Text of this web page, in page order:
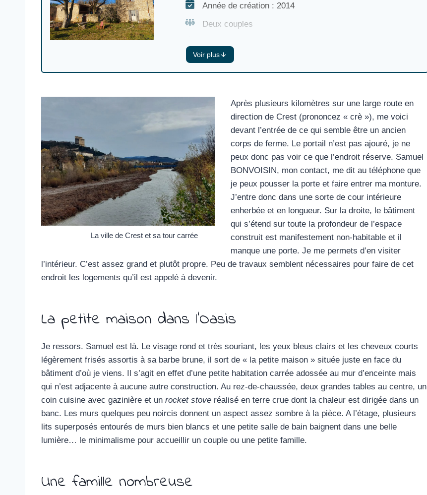
Année de création : 2014
Deux couples
PAM, traction animale, espace de co-working
Surface : 11,5 ha
transmission des savoirs, éducation, expérimentation,
vivre ensemble
Période de présence : 18 jours, fin novembre – début
décembre 2021
Distance à vélo depuis le précédent lieu : 44 km
Accueil : sur demande
Voir plus
La ville de Crest et sa tour carrée
Après plusieurs kilomètres sur une large route en
direction de Crest (prononcez « crè »), me voici
devant l’entrée de ce qui semble être un ancien
corps de ferme. Le portail n’est pas ajouré, je ne
peux donc pas voir ce que l’endroit réserve. Samuel
BONVOISIN, mon contact, me dit au téléphone que
je peux pousser la porte et faire entrer ma monture.
J’entre donc dans une sorte de cour intérieure
enherbée et en longueur. Sur la droite, le bâtiment
qui s’étend sur toute la profondeur de l’espace
construit est manifestement non-habitable et il
manque une porte. Je me permets d’en visiter
l’intérieur. C’est assez grand et plutôt propre. Peu de travaux semblent nécessaires pour faire de cet
endroit les logements qu’il est appelé à devenir.
La petite maison dans l’Oasis
Je ressors. Samuel est là. Le visage rond et très souriant, les yeux bleus clairs et les cheveux courts
légèrement frisés assortis à sa barbe brune, il sort de « la petite maison » située juste en face du
bâtiment d’où je viens. Il s’agit en effet d’une petite habitation carrée adossée au mur d’enceinte mais
qui n’est adjacente à aucune autre construction. Au rez-de-chaussée, deux grandes tables au centre, un
coin cuisine avec gazinière et un rocket stove réalisé en terre crue dont la chaleur est dirigée dans un
banc. Les murs quelques peu noircis donnent un aspect assez sombre à la pièce. A l’étage, plusieurs
lits superposés entourés de murs bien blancs et une petite salle de bain baignent dans une belle
lumière… le minimalisme pour accueillir un couple ou une petite famille.
Une famille nombreuse